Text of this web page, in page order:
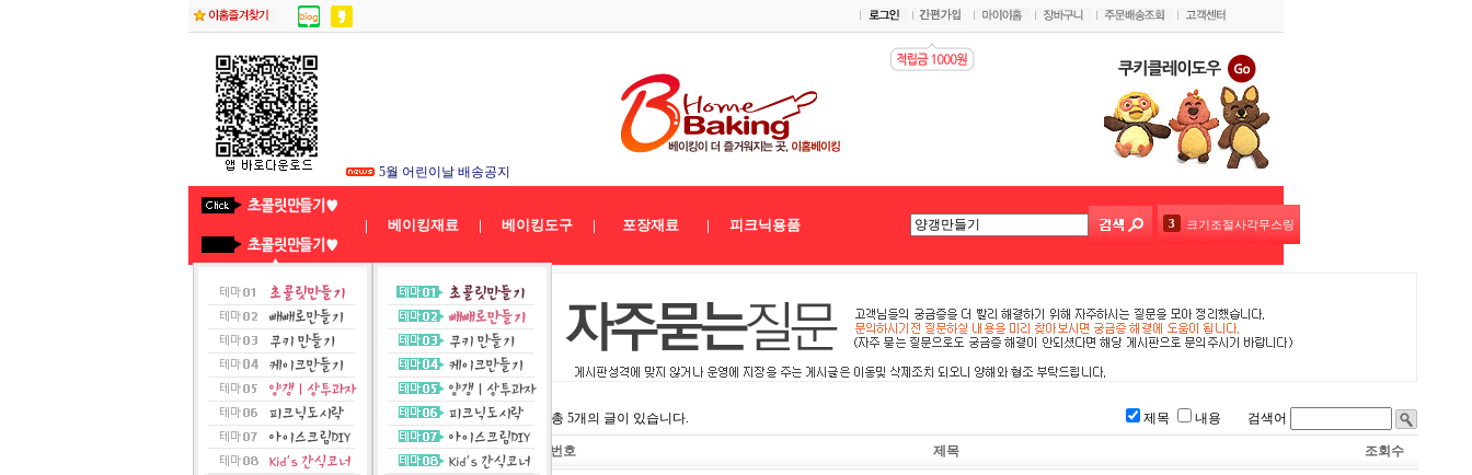
5월 어린이날 배송공지
| 베이킹재료 | 베이킹도구 | 포장재료 | 피크닉용품 3 크기조절사각무스링 15~28cm 높이5
4 크기조절사각무스링 9~15cm 높이5
6 나무손잡이빵칼 30cm
케익만들기도구7종세트(스페츌러4종+카드3종)
9 -
총 5개의 글이 있습니다. 제목 내용 검색어
번호 제목 조회수